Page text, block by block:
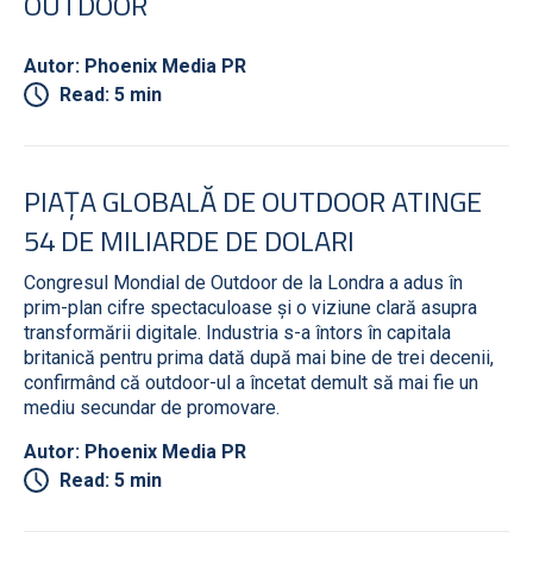
Autor: Phoenix Media PR
Read: 5 min
PIAȚA GLOBALĂ DE OUTDOOR ATINGE
54 DE MILIARDE DE DOLARI
Congresul Mondial de Outdoor de la Londra a adus în
prim-plan cifre spectaculoase și o viziune clară asupra
transformării digitale. Industria s-a întors în capitala
britanică pentru prima dată după mai bine de trei decenii,
confirmând că outdoor-ul a încetat demult să mai fie un
mediu secundar de promovare.
Autor: Phoenix Media PR
Read: 5 min